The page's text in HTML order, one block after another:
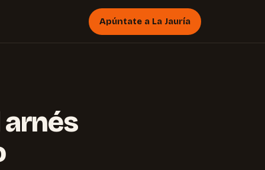
Apúntate a La Jauría
arnés